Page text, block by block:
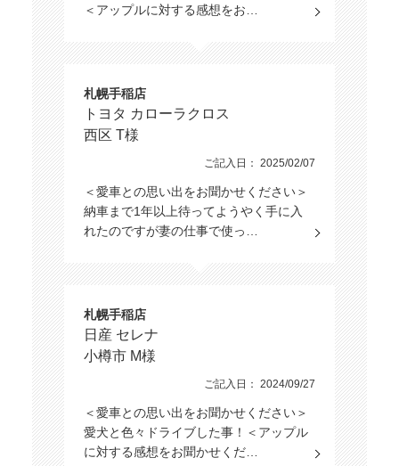
＜アップルに対する感想をお…
札幌手稲店
トヨタ カローラクロス
西区 T様
ご記入日： 2025/02/07
＜愛車との思い出をお聞かせください＞
納車まで1年以上待ってようやく手に入
れたのですが妻の仕事で使っ…
札幌手稲店
日産 セレナ
小樽市 M様
ご記入日： 2024/09/27
＜愛車との思い出をお聞かせください＞
愛犬と色々ドライブした事！＜アップル
に対する感想をお聞かせくだ…